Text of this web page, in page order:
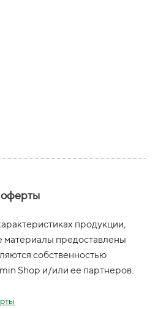
оферты
продукции,
материалы предоставлены
собственностью
Shop и/или ее партнеров.